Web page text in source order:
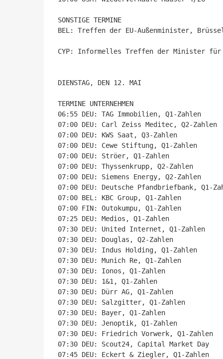
SONSTIGE TERMINE
BEL: Treffen der EU-Außenminister,
CYP: Informelles Treffen der Minister für
DIENSTAG, DEN 12. MAI
TERMINE UNTERNEHMEN
06:55 DEU: TAG Immobilien, Q1-Zahlen
07:00 DEU: Carl Zeiss Meditec, Q2-Zahlen
07:00 DEU: KWS Saat, Q3-Zahlen
07:00 DEU: Cewe Stiftung, Q1-Zahlen
07:00 DEU: Ströer, Q1-Zahlen
07:00 DEU: Thyssenkrupp, Q2-Zahlen
07:00 DEU: Siemens Energy, Q2-Zahlen
07:00 DEU: Deutsche Pfandbriefbank, Q1-
07:00 BEL: KBC Group, Q1-Zahlen
07:00 FIN: Outokumpu, Q1-Zahlen
07:25 DEU: Medios, Q1-Zahlen
07:30 DEU: United Internet, Q1-Zahlen
07:30 DEU: Douglas, Q2-Zahlen
07:30 DEU: Indus Holding, Q1-Zahlen
07:30 DEU: Munich Re, Q1-Zahlen
07:30 DEU: Ionos, Q1-Zahlen
07:30 DEU: 1&1, Q1-Zahlen
07:30 DEU: Dürr AG, Q1-Zahlen
07:30 DEU: Salzgitter, Q1-Zahlen
07:30 DEU: Bayer, Q1-Zahlen
07:30 DEU: Jenoptik, Q1-Zahlen
07:30 DEU: Friedrich Vorwerk, Q1-Zahlen
07:30 DEU: Scout24, Capital Market Day
07:45 DEU: Eckert & Ziegler, Q1-Zahlen